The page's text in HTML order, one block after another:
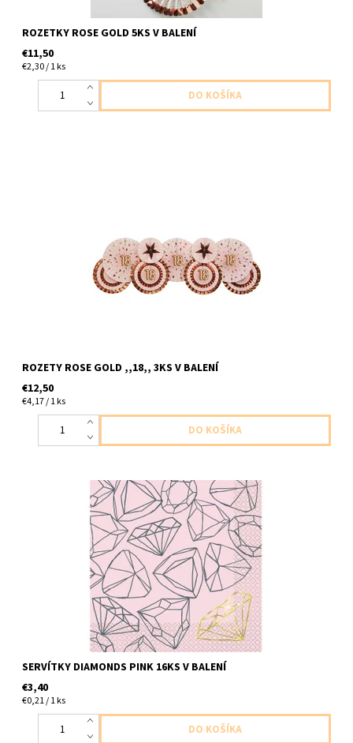
ROZETKY ROSE GOLD 5KS V BALENÍ
€11,50
€2,30 / 1 ks
ROZETY ROSE GOLD ,,18,, 3KS V BALENÍ
€12,50
€4,17 / 1 ks
papierové servítky ruzove a zlaty diamant 2vrstvove 16ks v
baleni velkost 33x33cm
SERVÍTKY DIAMONDS PINK 16KS V BALENÍ
€3,40
€0,21 / 1 ks